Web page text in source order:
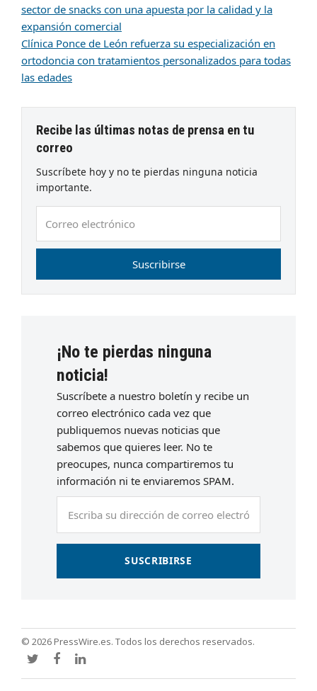
sector de snacks con una apuesta por la calidad y la
expansión comercial
Clínica Ponce de León refuerza su especialización en
ortodoncia con tratamientos personalizados para todas
las edades
Recibe las últimas notas de prensa en tu
correo
Suscríbete hoy y no te pierdas ninguna noticia
importante.
electrónico
Suscribirse
¡No te pierdas ninguna
noticia!
Suscríbete a nuestro boletín y recibe un
correo electrónico cada vez que
publiquemos nuevas noticias que
sabemos que quieres leer. No te
preocupes, nunca compartiremos tu
información ni te enviaremos SPAM.
SUSCRIBIRSE
© 2026 PressWire.es. Todos los derechos reservados.
TwitterFacebook
LinkedIn